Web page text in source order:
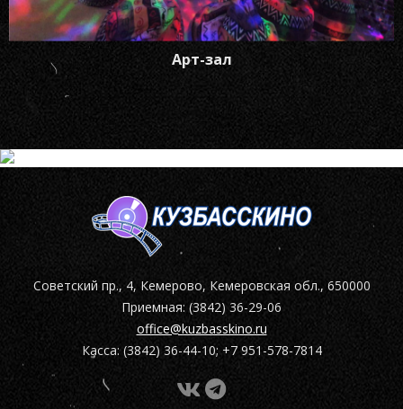
Арт-зал
Советский пр., 4, Кемерово, Кемеровская обл., 650000
Приемная: (3842) 36-29-06
office@kuzbasskino.ru
Касса: (3842) 36-44-10; +7 951-578-7814